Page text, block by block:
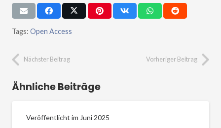
Tags: Open Access
Nächster Beitrag Vorheriger Beitrag
Ähnliche Beiträge
Veröffentlicht im Juni 2025